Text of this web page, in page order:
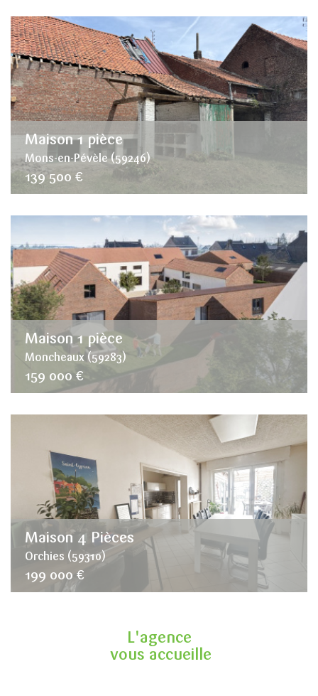
Maison 1 pièce
Mons-en-Pévèle (59246)
139 500 €
Maison 1 pièce
Moncheaux (59283)
159 000 €
Maison 4 Pièces
Orchies (59310)
199 000 €
L'agence
vous accueille